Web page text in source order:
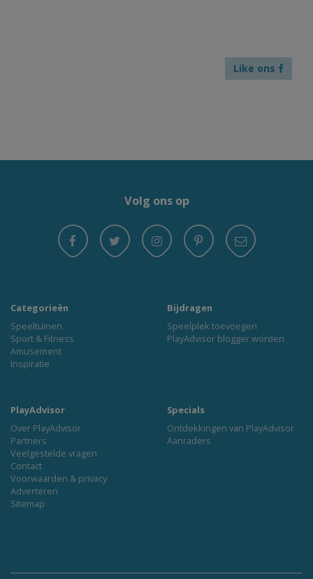
Like ons
Volg ons op
Categorieën
Speeltuinen
Sport & Fitness
Amusement
Inspiratie
Bijdragen
Speelplek toevoegen
PlayAdvisor blogger worden
PlayAdvisor
Over PlayAdvisor
Partners
Veelgestelde vragen
Contact
Voorwaarden & privacy
Adverteren
Sitemap
Specials
Ontdekkingen van PlayAdvisor
Aanraders